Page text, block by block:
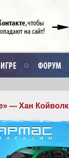
— Хан Койволк